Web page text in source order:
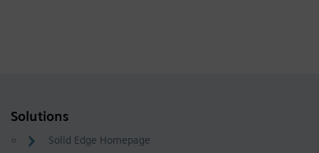
Solutions
Solid Edge Homepage